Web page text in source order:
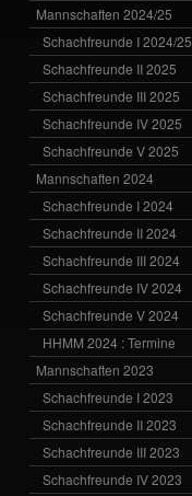
Mannschaften 2024/25
Schachfreunde I 2024/25
Schachfreunde II 2025
Schachfreunde III 2025
Schachfreunde IV 2025
Schachfreunde V 2025
Mannschaften 2024
Schachfreunde I 2024
Schachfreunde II 2024
Schachfreunde III 2024
Schachfreunde IV 2024
Schachfreunde V 2024
HHMM 2024 : Termine
Mannschaften 2023
Schachfreunde I 2023
Schachfreunde II 2023
Schachfreunde III 2023
Schachfreunde IV 2023